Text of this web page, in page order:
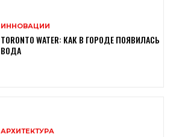
ИННОВАЦИИ
TORONTO WATER: КАК В ГОРОДЕ ПОЯВИЛАСЬ
ВОДА
АРХИТЕКТУРА